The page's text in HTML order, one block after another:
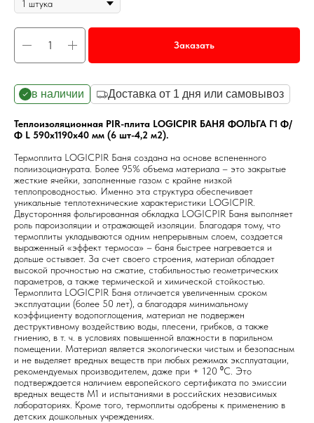
Заказать
в наличии Доставка от 1 дня или самовывоз
Теплоизоляционная PIR-плита LOGICPIR БАНЯ ФОЛЬГА Г1 Ф/
Ф L 590х1190х40 мм (6 шт-4,2 м2).
Термоплита LOGICPIR Баня создана на основе вспененного
полиизоцианурата. Более 95% объема материала – это закрытые
жесткие ячейки, заполненные газом с крайне низкой
теплопроводностью. Именно эта структура обеспечивает
уникальные теплотехнические характеристики LOGICPIR.
Двусторонняя фольгированная обкладка LOGICPIR Баня выполняет
роль пароизоляции и отражающей изоляции. Благодаря тому, что
термоплиты укладываются одним непрерывным слоем, создается
выраженный «эффект термоса» – баня быстрее нагревается и
дольше остывает. За счет своего строения, материал обладает
высокой прочностью на сжатие, стабильностью геометрических
параметров, а также термической и химической стойкостью.
Термоплита LOGICPIR Баня отличается увеличенным сроком
эксплуатации (более 50 лет), а благодаря минимальному
коэффициенту водопоглощения, материал не подвержен
деструктивному воздействию воды, плесени, грибков, а также
гниению, в т. ч. в условиях повышенной влажности в парильном
помещении. Материал является экологически чистым и безопасным
и не выделяет вредных веществ при любых режимах эксплуатации,
рекомендуемых производителем, даже при + 120 ⁰С. Это
подтверждается наличием европейского сертификата по эмиссии
вредных веществ М1 и испытаниями в российских независимых
лабораториях. Кроме того, термоплиты одобрены к применению в
детских дошкольных учреждениях.